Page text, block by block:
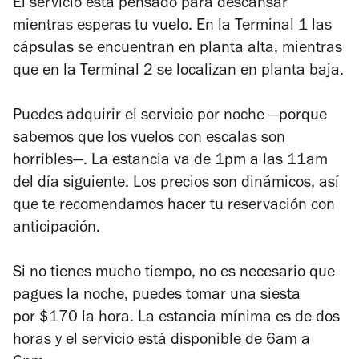
El servicio está pensado para descansar
mientras esperas tu vuelo. En la Terminal 1 las
cápsulas se encuentran en planta alta, mientras
que en la Terminal 2 se localizan en planta baja.
Puedes adquirir el servicio por noche —porque
sabemos que los vuelos con escalas son
horribles—. La estancia va de 1pm a las 11am
del día siguiente. Los precios son dinámicos, así
que te recomendamos hacer tu reservación con
anticipación.
Si no tienes mucho tiempo, no es necesario que
pagues la noche, puedes tomar una siesta
por $170 la hora. La estancia mínima es de dos
horas y el servicio está disponible de 6am a